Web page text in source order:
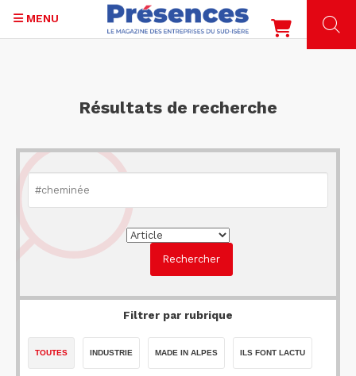
MENU
Résultats de recherche
Filtrer par rubrique
TOUTES INDUSTRIE MADE IN ALPES ILS FONT LACTU